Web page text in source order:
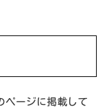
ページに掲載して